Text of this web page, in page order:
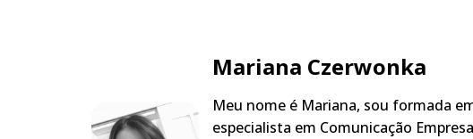
Mariana Czerwonka
Meu nome é Mariana, sou formada
especialista em Comunicação